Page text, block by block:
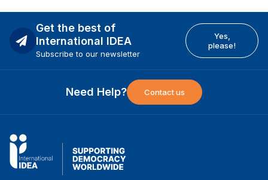
Get the best of
International IDEA
Subscribe to our newsletter
Yes,
please!
Need Help? Contact us